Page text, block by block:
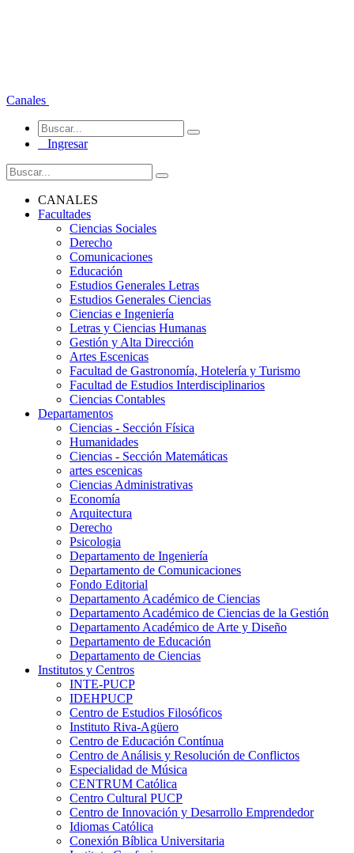
Canales
Ingresar
CANALES
Facultades
Ciencias Sociales
Derecho
Comunicaciones
Educación
Estudios Generales Letras
Estudios Generales Ciencias
Ciencias e Ingeniería
Letras y Ciencias Humanas
Gestión y Alta Dirección
Artes Escenicas
Facultad de Gastronomía, Hotelería y Turismo
Facultad de Estudios Interdisciplinarios
Ciencias Contables
Departamentos
Ciencias - Sección Física
Humanidades
Ciencias - Sección Matemáticas
artes escenicas
Ciencias Administrativas
Economía
Arquitectura
Derecho
Psicologia
Departamento de Ingeniería
Departamento de Comunicaciones
Fondo Editorial
Departamento Académico de Ciencias
Departamento Académico de Ciencias de la Gestión
Departamento Académico de Arte y Diseño
Departamento de Educación
Departamento de Ciencias
Institutos y Centros
INTE-PUCP
IDEHPUCP
Centro de Estudios Filosóficos
Instituto Riva-Agüero
Centro de Educación Contínua
Centro de Análisis y Resolución de Conflictos
Especialidad de Música
CENTRUM Católica
Centro Cultural PUCP
Centro de Innovación y Desarrollo Emprendedor
Idiomas Católica
Conexión Bíblica Universitaria